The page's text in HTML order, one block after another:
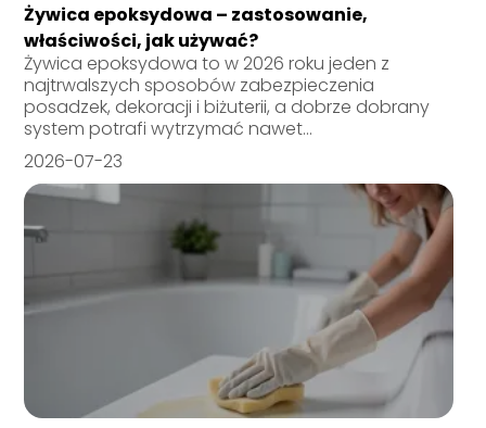
Żywica epoksydowa – zastosowanie,
właściwości, jak używać?
Żywica epoksydowa to w 2026 roku jeden z
najtrwalszych sposobów zabezpieczenia
posadzek, dekoracji i biżuterii, a dobrze dobrany
system potrafi wytrzymać nawet...
2026-07-23